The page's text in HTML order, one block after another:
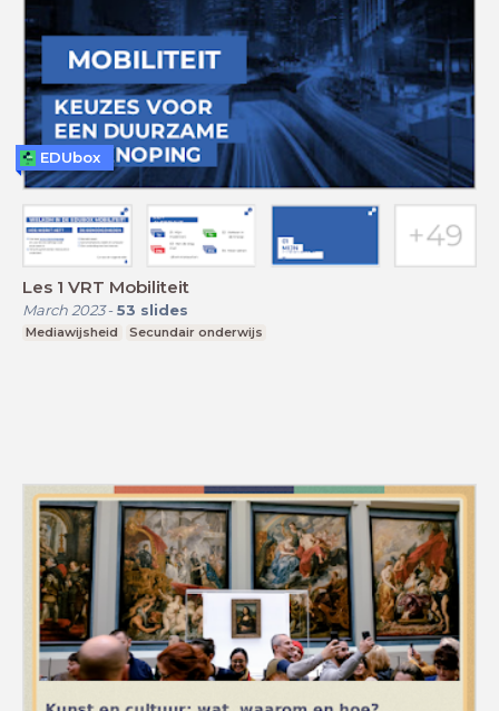
Les 1 VRT Mobiliteit
March 2023- 53 slides
Mediawijsheid Secundair onderwijs
EDUbox